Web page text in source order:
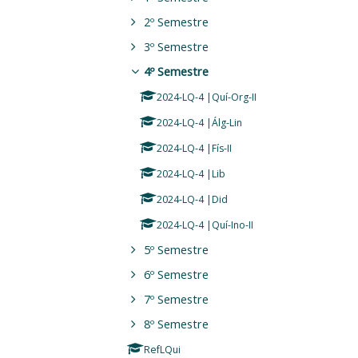
2º Semestre
3º Semestre
4º Semestre
2024-LQ-4 |Quí-Org-II
2024-LQ-4 |Álg-Lin
2024-LQ-4 |Fís-II
2024-LQ-4 |Lib
2024-LQ-4 |Did
2024-LQ-4 |Quí-Ino-II
5º Semestre
6º Semestre
7º Semestre
8º Semestre
RefLQui